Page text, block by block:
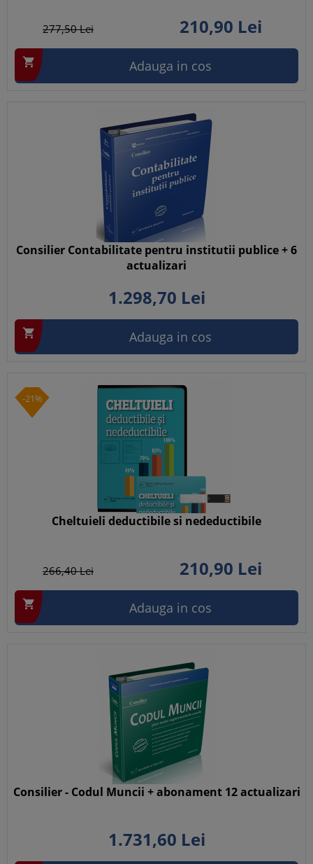
277,50Lei 210,90 Lei
 Adauga in cos
Consilier Contabilitate pentru institutii publice + 6
actualizari
1.298,70 Lei
 Adauga in cos
-21%
Cheltuieli deductibile si nedeductibile
266,40Lei 210,90 Lei
 Adauga in cos
Consilier - Codul Muncii + abonament 12 actualizari
1.731,60 Lei